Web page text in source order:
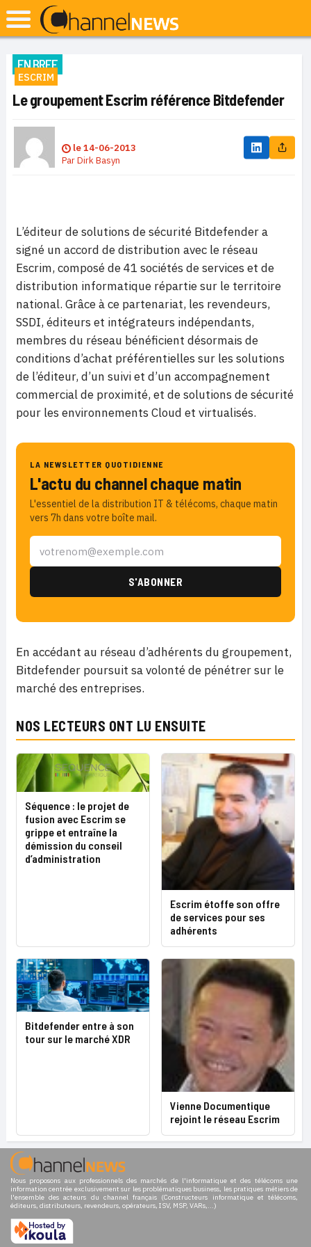
EN BREF
ESCRIM
Le groupement Escrim référence Bitdefender
le14-06-2013
ParDirk Basyn
L’éditeur de solutions de sécurité Bitdefender a
signé un accord de distribution avec le réseau
Escrim, composé de 41 sociétés de services et de
distribution informatique répartie sur le territoire
national. Grâce à ce partenariat, les revendeurs,
SSDI, éditeurs et intégrateurs indépendants,
membres du réseau bénéficient désormais de
conditions d’achat préférentielles sur les solutions
de l’éditeur, d’un suivi et d’un accompagnement
commercial de proximité, et de solutions de sécurité
pour les environnements Cloud et virtualisés.
LA NEWSLETTER QUOTIDIENNE
L'actu du channel chaque matin
L'essentiel de la distribution IT & télécoms, chaque matin
vers 7h dans votre boîte mail.
En accédant au réseau d’adhérents du groupement,
Bitdefender poursuit sa volonté de pénétrer sur le
marché des entreprises.
NOS LECTEURS ONT LU ENSUITE
Séquence : le projet de
fusion avec Escrim se
grippe et entraîne la
démission du conseil
d’administration
Escrim étoffe son offre
de services pour ses
adhérents
Bitdefender entre à son
tour sur le marché XDR
Vienne Documentique
rejoint le réseau Escrim
Nous proposons aux professionnels des marchés de l'informatique et des télécoms une
information centrée exclusivement sur les problématiques business, les pratiques métiers de
l'ensemble des acteurs du channel français (Constructeurs informatique et télécoms,
éditeurs, distributeurs, revendeurs, opérateurs, ISV, MSP, VARs,...)